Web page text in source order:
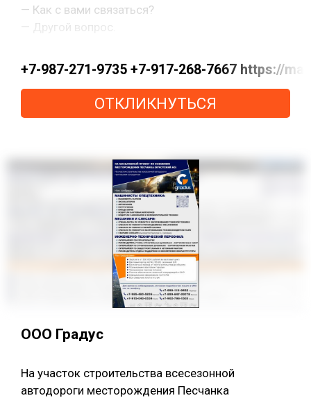
— Как с вами связаться?
— Другой вопрос.
+7-987-271-9735 +7-917-268-7667 https://
ОТКЛИКНУТЬСЯ
ООО Градус
На участок строительства всесезонной
автодороги месторождения Песчанка